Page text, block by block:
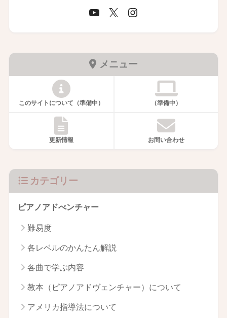
メニュー
このサイトについて（準備中） （準備中）
更新情報 お問い合わせ
カテゴリー
ピアノアドべンチャー
難易度
各レベルのかんたん解説
各曲で学ぶ内容
教本（ピアノアドヴェンチャー）について
アメリカ指導法について